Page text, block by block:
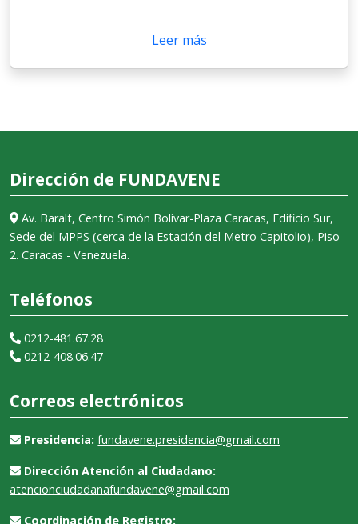
Leer más
Dirección de FUNDAVENE
Av. Baralt, Centro Simón Bolívar-Plaza Caracas, Edificio Sur,
Sede del MPPS (cerca de la Estación del Metro Capitolio), Piso
2. Caracas - Venezuela.
Teléfonos
0212-481.67.28
0212-408.06.47
Correos electrónicos
Presidencia: fundavene.presidencia@gmail.com
Dirección Atención al Ciudadano:
atencionciudadanafundavene@gmail.com
Coordinación de Registro: